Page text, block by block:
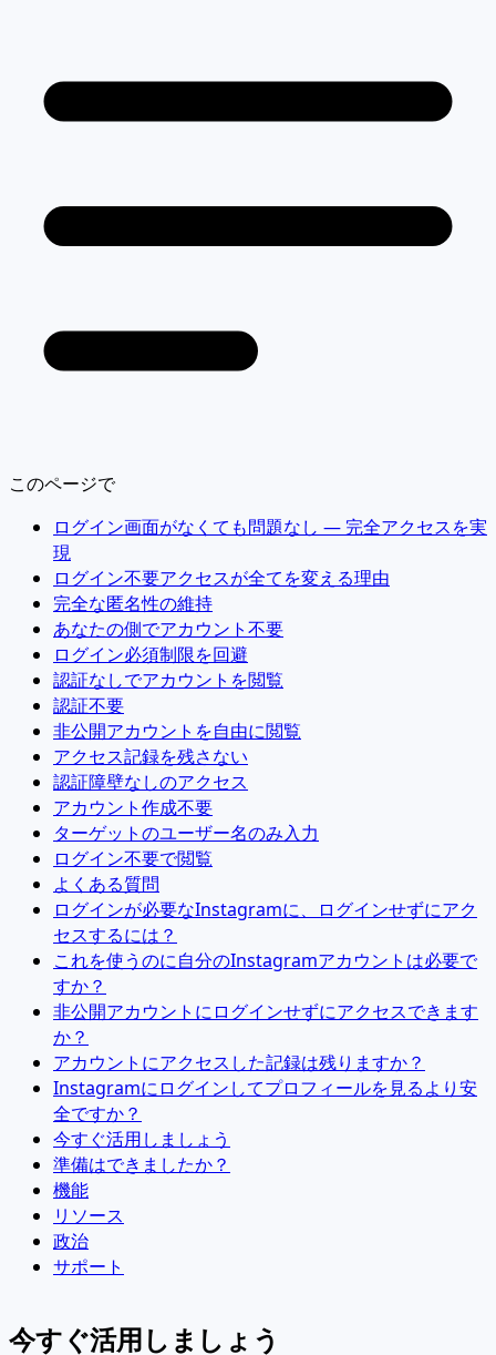
このページで
ログイン画面がなくても問題なし — 完全アクセスを実
現
ログイン不要アクセスが全てを変える理由
完全な匿名性の維持
あなたの側でアカウント不要
ログイン必須制限を回避
認証なしでアカウントを閲覧
認証不要
非公開アカウントを自由に閲覧
アクセス記録を残さない
認証障壁なしのアクセス
アカウント作成不要
ターゲットのユーザー名のみ入力
ログイン不要で閲覧
よくある質問
ログインが必要なInstagramに、ログインせずにアク
セスするには？
これを使うのに自分のInstagramアカウントは必要で
すか？
非公開アカウントにログインせずにアクセスできます
か？
アカウントにアクセスした記録は残りますか？
Instagramにログインしてプロフィールを見るより安
全ですか？
今すぐ活用しましょう
準備はできましたか？
機能
リソース
政治
サポート
今すぐ活用しましょう